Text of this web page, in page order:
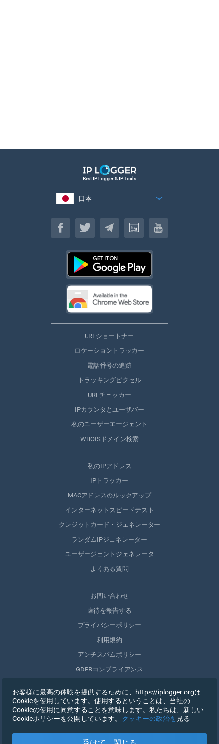
Best IP Logger & IP Tools
日本
日本
URLショートナー
ロケーショントラッカー
電話番号の追跡
トラッキングピクセル
URLチェッカー
IPカウンタとユーザバー
私のユーザーエージェント
WHOISドメイン検索
私のIPアドレス
IPトラッカー
MACアドレスのルックアップ
インターネットスピードテスト
クレジットカード・ジェネレーター
ランダムIPジェネレーター
ユーザージェントジェネレータ
よくある質問
お問い合わせ
虐待を報告する
プライバシーポリシー
利用規約
アンチスパムポリシー
GDPRコンプライアンス
同意を取りやめる
お客様に最高の体験を提供するために、https://iplogger.orgは
Cookieを使用しています。使用するということは、当社の
Cookieの使用に同意することを意味します。私たちは、新しい
Cookieポリシーを公開しています。 クッキーの政治を 見る